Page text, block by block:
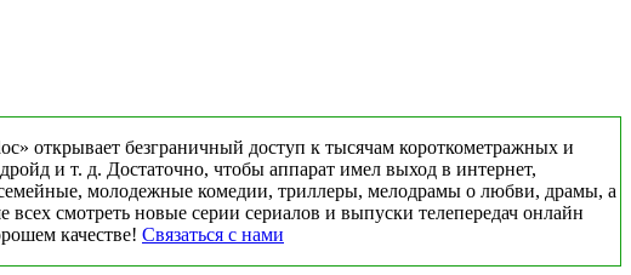
открывает безграничный доступ к тысячам короткометражных и
и т. д. Достаточно, чтобы аппарат имел выход в интернет,
молодежные комедии, триллеры, мелодрамы о любви, драмы, а
смотреть новые серии сериалов и выпуски телепередач онлайн
качестве! Связаться с нами